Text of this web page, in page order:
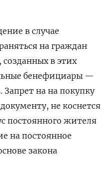
в случае
на граждан
в этих
бенефициары —
Запрет на на покупку
не коснется
постоянного жителя
на постоянное
закона